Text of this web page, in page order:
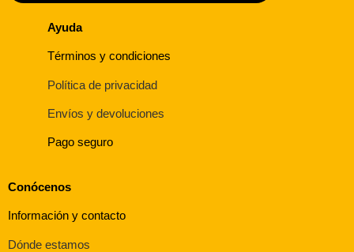
Ayuda
Términos y condiciones
Política de privacidad
Envíos y devoluciones
Pago seguro
Conócenos
Información y contacto
Dónde estamos